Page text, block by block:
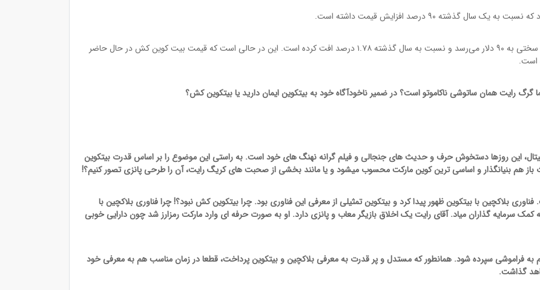
اما قیمت ساتوشی ویژن که رایت توسعه‌دهنده آن است، به سختی به ۹۰ دلار می‌رسد و نسبت به سال گذشته ۱.۷۸ درصد افت کرده است. این در حالی است که قیمت بیت کوین کش در حال حاضر
همان ساتوشی ناکاموتو است؟ در ضمیر ناخودآگاه خود به بیتکوین ایمان دارید یا بیتکوین کش؟
این روزها دستخوش حرف و حدیث های جنجالی و فیلم گرانه نهنگ های خود است. به راستی این موضوع را بر اساس قدرت بیتکوین
هم بنیانگذار و اساسی ترین کوین مارکت محسوب میشود و یا مانند بخشی از صحبت های کریگ رایت، آن را طرحی پانزی تصور کنیم؟!
بلاکچین با بیتکوین ظهور پیدا کرد و بیتکوین تمثیلی از معرفی این فناوری بود. چرا بیتکوین کش نبود؟! چرا فناوری بلاکچین با
سرمایه گذاران میاد. آقای رایت یک اخلاق بازیگر معاب و پانزی دارد. او به صورت حرفه ای وارد مارکت رمزارز شد چون دارایی خوبی
فراموشی سپرده شود. همانطور که مستدل و پر قدرت به معرفی بلاکچین و بیتکوین پرداخت، قطعا در زمان مناسب هم به معرفی خود
گذاشت.